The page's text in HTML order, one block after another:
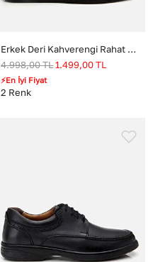
Erkek Deri Kahverengi Rahat Günlük Ayakkabı
4.998,00TL1.499,00 TL
⚡En İyi Fiyat
2 Renk